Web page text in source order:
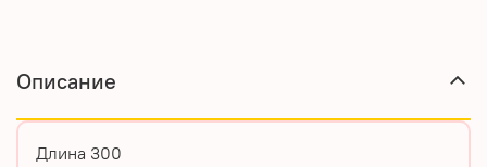
Описание
Длина 300